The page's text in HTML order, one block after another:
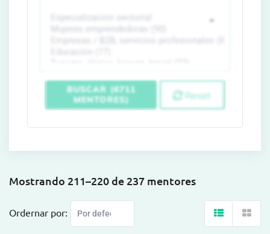
BUSCAR (6711
MENTORES)
Reset
Mostrando 211–220 de 237 mentores
Ordernar por: